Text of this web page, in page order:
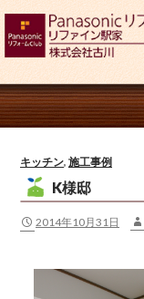
検
索
コ
ツ
移
キッチン, 施工事例
K様邸
2014年10月31日